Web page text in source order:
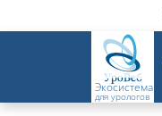
Экосистема
для урологов